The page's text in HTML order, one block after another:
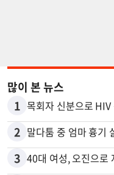
많이 본 뉴스
1 목회자 신분으로
2
3 40대 여성, 오진으로